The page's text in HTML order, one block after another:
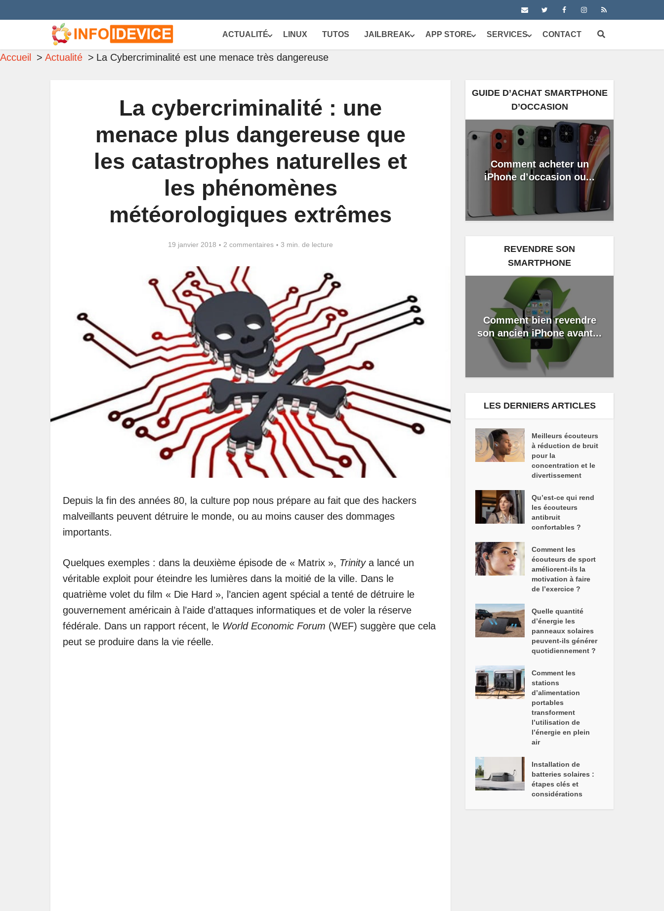
ACTUALITÉ LINUX TUTOS JAILBREAK APP STORE SERVICES CONTACT
Accueil Actualité La Cybercriminalité est une menace très dangereuse
La cybercriminalité : une
menace plus dangereuse que
les catastrophes naturelles et
les phénomènes
météorologiques extrêmes
19 janvier 2018 2 commentaires 3 min. de lecture
Depuis la fin des années 80, la culture pop nous prépare au fait que des hackers
malveillants peuvent détruire le monde, ou au moins causer des dommages
importants.
Quelques exemples : dans la deuxième épisode de « Matrix », Trinitya lancé un
véritable exploit pour éteindre les lumières dans la moitié de la ville. Dans le
quatrième volet du film « Die Hard », l’ancien agent spécial a tenté de détruire le
gouvernement américain à l’aide d’attaques informatiques et de voler la réserve
fédérale. Dans un rapport récent, le World Economic Forum (WEF) suggère que cela
peut se produire dans la vie réelle.
GUIDE D’ACHAT SMARTPHONE
D’OCCASION
Comment acheter un
iPhone d’occasion ou...
REVENDRE SON
SMARTPHONE
Comment bien revendre
son ancien iPhone avant...
LES DERNIERS ARTICLES
Meilleurs écouteurs
à réduction de bruit
pour la
concentration et le
divertissement
Qu’est-ce qui rend
les écouteurs
antibruit
confortables ?
Comment les
écouteurs de sport
améliorent-ils la
motivation à faire
de l’exercice ?
Quelle quantité
d’énergie les
panneaux solaires
peuvent-ils générer
quotidiennement ?
Comment les
stations
d’alimentation
portables
transforment
l’utilisation de
l’énergie en plein
air
Installation de
batteries solaires :
étapes clés et
considérations